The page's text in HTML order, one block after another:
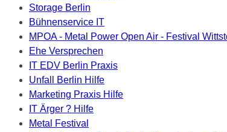
Storage Berlin
Bühnenservice IT
MPOA - Metal Power Open Air - Festival
Ehe Versprechen
IT EDV Berlin Praxis
Unfall Berlin Hilfe
Marketing Praxis Hilfe
IT Ärger ? Hilfe
Metal Festival